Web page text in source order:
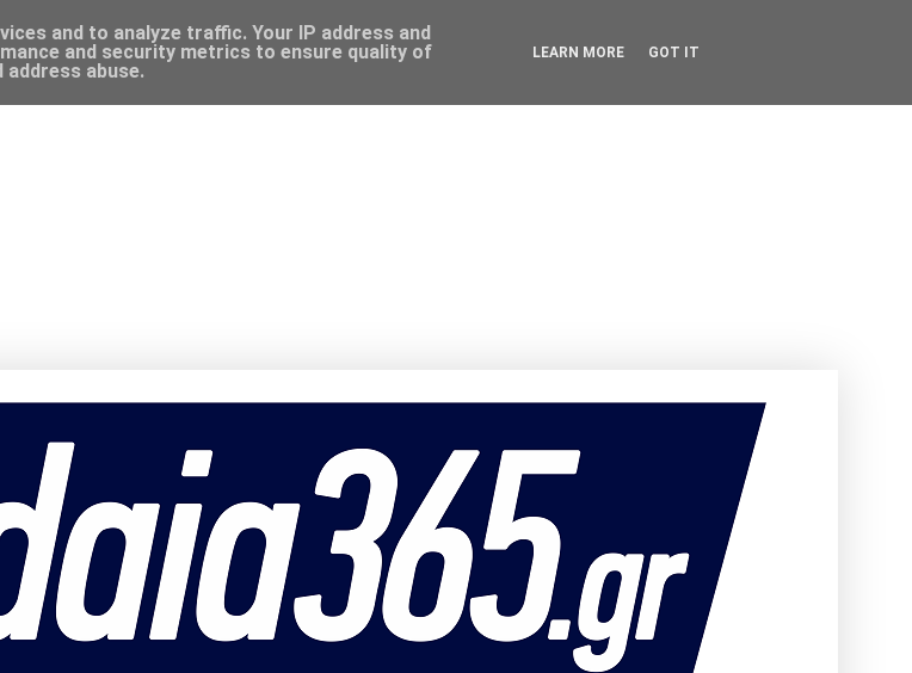
and to analyze traffic. Your IP address and
and security metrics to ensure quality of
abuse.
LEARN MORE GOT IT